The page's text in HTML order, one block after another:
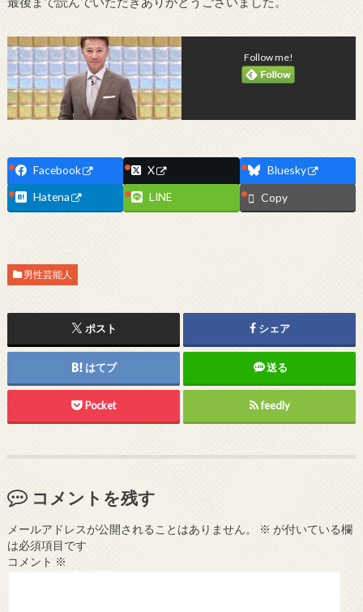
Follow me!
Facebook X
Bluesky
Hatena
LINE Copy
男性芸能人
ポスト シェア
はてブ 送る
Pocket feedly
コメントを残す
メールアドレスが公開されることはありません。 ※ が付いている欄
は必須項目です
コメント ※